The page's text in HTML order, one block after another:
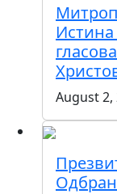
Истина
August 2,